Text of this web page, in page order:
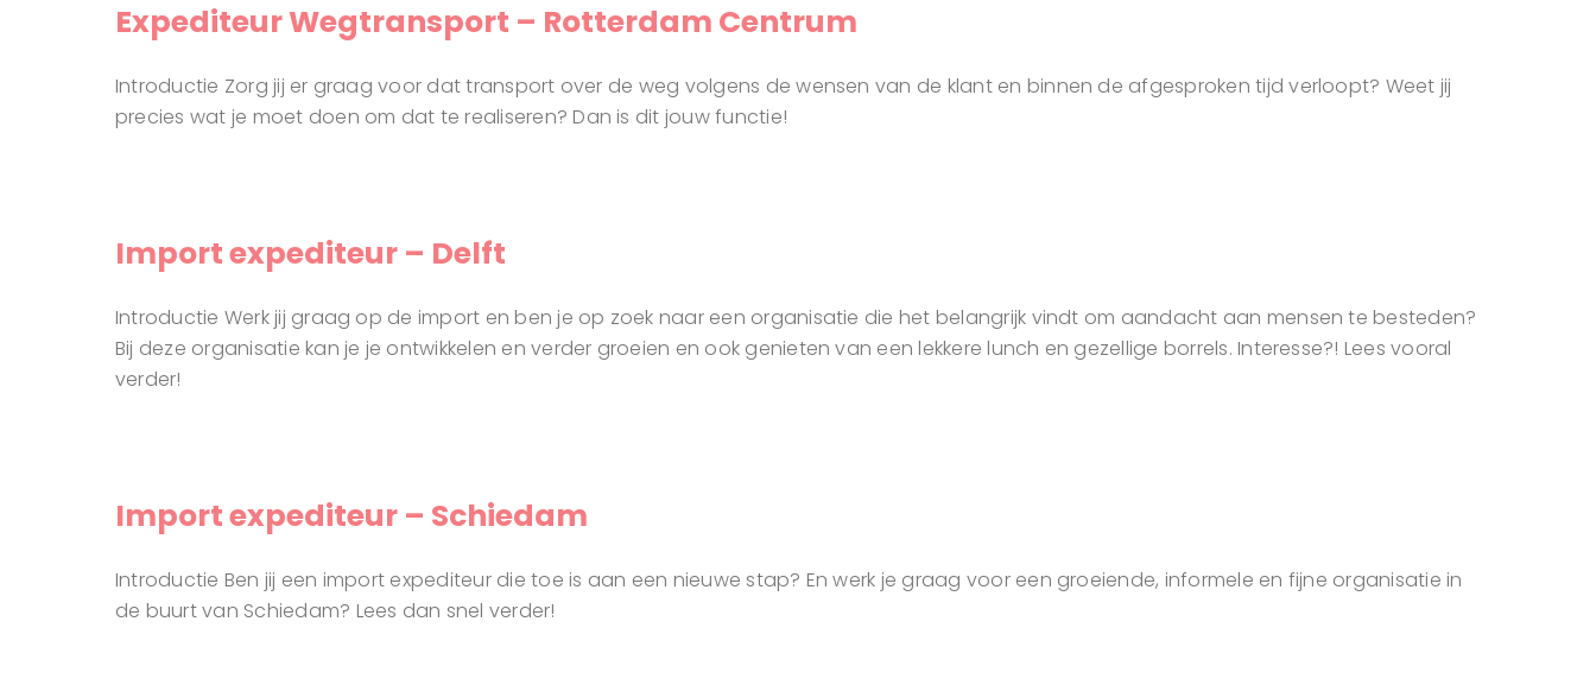
Expediteur Wegtransport – Rotterdam Centrum
Introductie Zorg jij er graag voor dat transport over de weg volgens de wensen van de klant en binnen de afgesproken tijd verloopt? Weet jij
precies wat je moet doen om dat te realiseren? Dan is dit jouw functie!
Import expediteur – Delft
Introductie Werk jij graag op de import en ben je op zoek naar een organisatie die het belangrijk vindt om aandacht aan mensen te besteden?
Bij deze organisatie kan je je ontwikkelen en verder groeien en ook genieten van een lekkere lunch en gezellige borrels. Interesse?! Lees vooral
verder!
Import expediteur – Schiedam
Introductie Ben jij een import expediteur die toe is aan een nieuwe stap? En werk je graag voor een groeiende, informele en fijne organisatie in
de buurt van Schiedam? Lees dan snel verder!